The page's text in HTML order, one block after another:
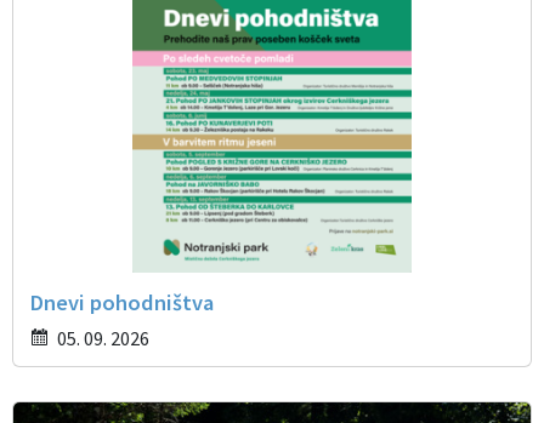
Dnevi pohodništva
05. 09. 2026